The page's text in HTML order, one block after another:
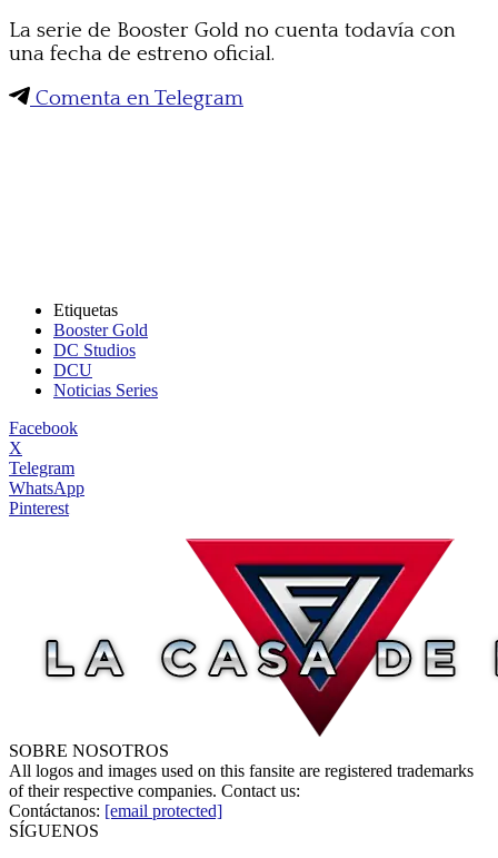
La serie de Booster Gold no cuenta todavía con
una fecha de estreno oficial.
Comenta en Telegram
Etiquetas
Booster Gold
DC Studios
DCU
Noticias Series
Facebook
X
Telegram
WhatsApp
Pinterest
SOBRE NOSOTROS
All logos and images used on this fansite are registered trademarks
of their respective companies. Contact us:
Contáctanos: [email protected]
SÍGUENOS